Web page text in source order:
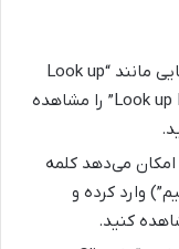
در کنار یکی از نوارهای جستجو، گزینه‌هایی مانند “Look up
Subject” یا “Look up Index terms (keywords)” را مشاهده
می‌دهد کلمه
وارد کرده و
کنید.